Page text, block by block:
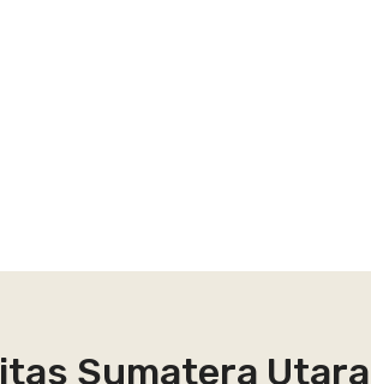
Sumatera Utara